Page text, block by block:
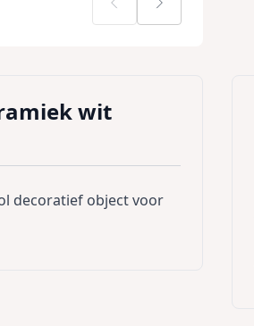
wit
decoratief object voor